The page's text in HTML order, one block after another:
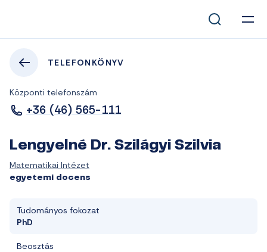
TELEFONKÖNYV
Központi telefonszám
+36 (46) 565-111
Lengyelné Dr. Szilágyi Szilvia
Matematikai Intézet
egyetemi docens
Tudományos fokozat
PhD
Beosztás